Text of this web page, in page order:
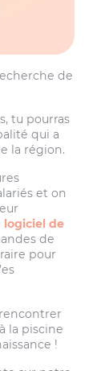
de
tu pourras
qui a
la région.
et on
logiciel de
de
pour
la piscine
!